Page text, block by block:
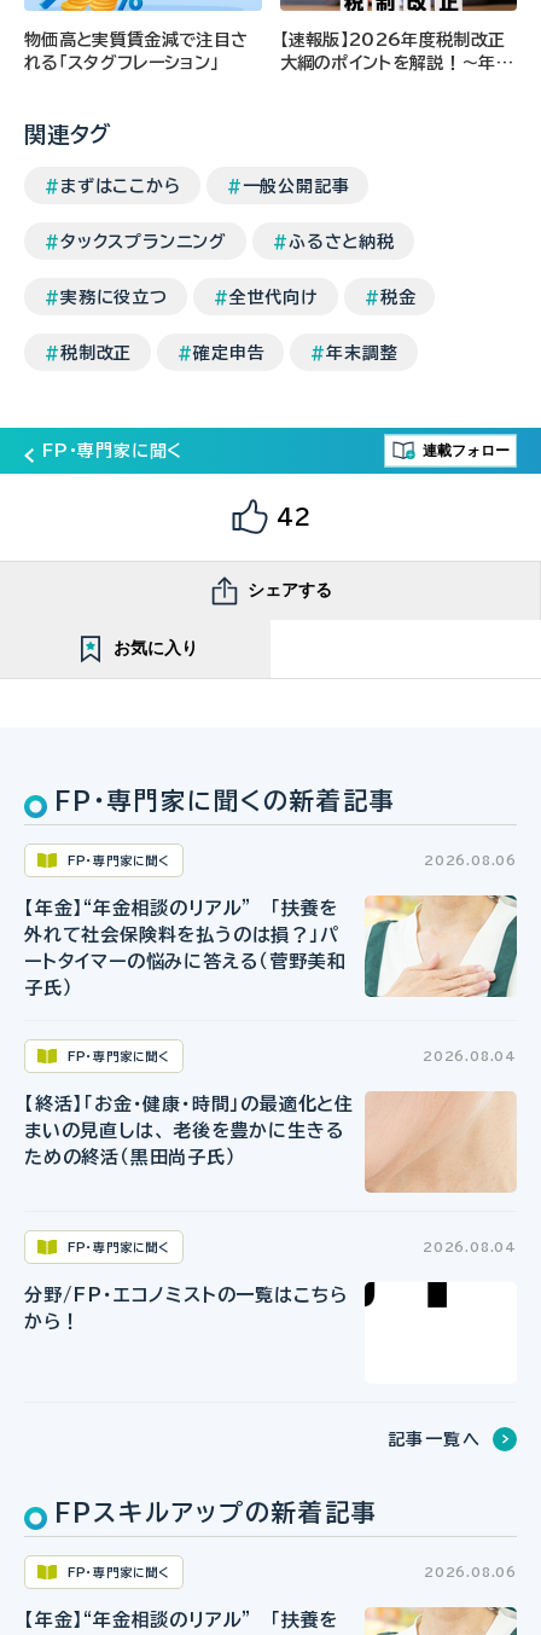
物価高と実質賃金減で注目さ
れる「スタグフレーション」
【速報版】2026年度税制改正
大綱のポイントを解説！～年収
関連タグ
まずはここから 一般公開記事
タックスプランニング ふるさと納税
実務に役立つ 全世代向け 税金
税制改正 確定申告 年末調整
FP・専門家に聞く 連載フォロー
42
シェアする
お気に入り
FP・専門家に聞くの新着記事
FP・専門家に聞く 2026.08.06
【年金】“年金相談のリアル” 「扶養を
外れて社会保険料を払うのは損？」パ
ートタイマーの悩みに答える（菅野美和
子氏）
FP・専門家に聞く 2026.08.04
【終活】「お金・健康・時間」の最適化と住
まいの見直しは、 老後を豊かに生きる
ための終活（黒田尚子氏）
FP・専門家に聞く 2026.08.04
分野/FP・エコノミストの一覧はこちら
から！
記事一覧へ
FPスキルアップの新着記事
FP・専門家に聞く 2026.08.06
【年金】“年金相談のリアル” 「扶養を